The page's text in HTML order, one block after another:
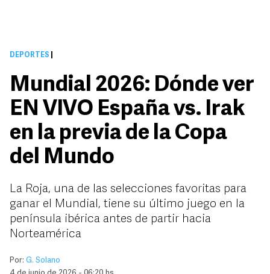
DEPORTES
Mundial 2026: Dónde ver
EN VIVO España vs. Irak
en la previa de la Copa
del Mundo
La Roja, una de las selecciones favoritas para
ganar el Mundial, tiene su último juego en la
península ibérica antes de partir hacia
Norteamérica
Por: G. Solano